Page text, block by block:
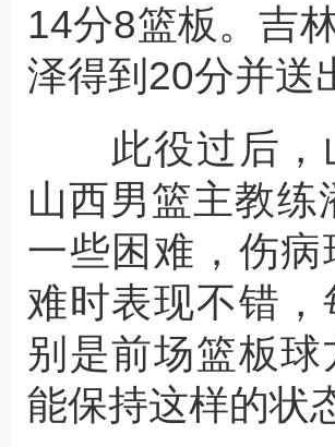
14分8篮板。吉
泽得到20分并送
此役过后，
山西男篮主教练
一些困难，伤
难时表现不错
别是前场篮板
能保持这样的状